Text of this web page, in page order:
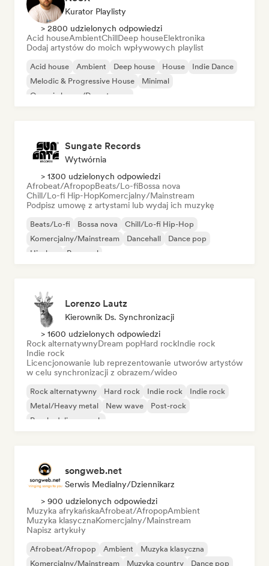
Kurator Playlisty
> 2800 udzielonych odpowiedzi
Acid houseAmbientChillDeep houseElektronika
Dodaj artystów do moich wpływowych playlist
Acid house Ambient Deep house House
Indie Dance
Melodic & Progressive House
Minimal
Organic house/Downtempo
Sungate Records
Wytwórnia
> 1300 udzielonych odpowiedzi
Afrobeat/AfropopBeats/Lo-fiBossa nova
Chill/Lo-fi Hip-HopKomercjalny/Mainstream
Podpisz umowę z artystami lub wydaj ich muzykę
Beats/Lo-fi Bossa nova
Chill/Lo-fi Hip-Hop
Komercjalny/Mainstream
Dancehall
Dance pop
Hip-hop
Pop-soul
Lorenzo Lautz
Kierownik Ds. Synchronizacji
> 1600 udzielonych odpowiedzi
Rock alternatywnyDream popHard rockIndie rock
Indie rock
Licencjonowanie lub reprezentowanie utworów artystów
w celu synchronizacji z obrazem/wideo
Rock alternatywny Hard rock Indie rock
Indie rock
Metal/Heavy metal
New wave
Post-rock
Psychedeliczny rock
songweb.net
Serwis Medialny/Dziennikarz
> 900 udzielonych odpowiedzi
Muzyka afrykańskaAfrobeat/AfropopAmbient
Muzyka klasycznaKomercjalny/Mainstream
Napisz artykuły
Afrobeat/Afropop Ambient
Muzyka klasyczna
Komercjalny/Mainstream
Muzyka country Dance pop